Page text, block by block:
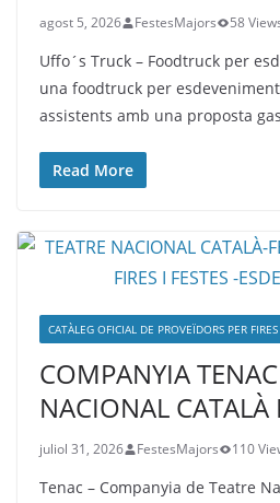
agost 5, 2026 FestesMajors 58
Uffo´s Truck – Foodtruck per
una foodtruck per
assistents amb una proposta
Read More
CATÀLEG OFICIAL DE PROVEÏDORS PER
COMPANYIA
NACIONAL CATALÀ
juliol 31, 2026 FestesMajors 110
Tenac – Companyia de Teatre